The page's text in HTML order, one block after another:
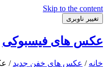
Skip to the content
تغییر ناوبری
عکس های فیسبوکی
خانه / عکس های خفن جدید /